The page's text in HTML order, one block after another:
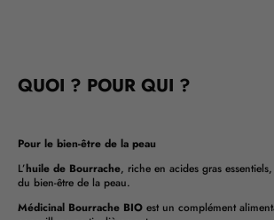
QUOI ? POUR QUI ?
Pour le bien-être de la peau
L’huile de Bourrache, riche en acides gras
du bien-être de la peau.
Médicinal Bourrache BIO est un complément